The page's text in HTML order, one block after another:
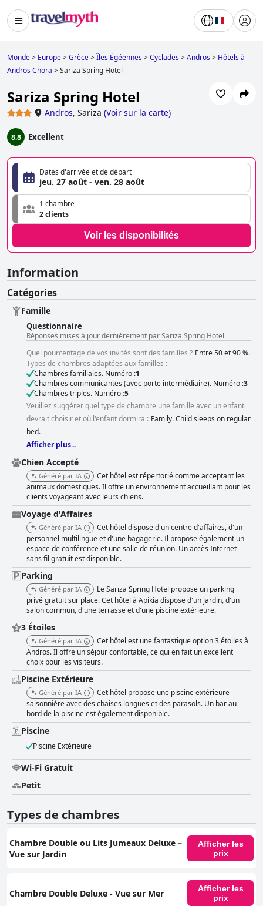
Monde> Europe>Grèce>Îles Égéennes>Cyclades>Andros> Hôtels à
Andros Chora >Sariza Spring Hotel
Sariza Spring Hotel
Andros, Sariza (Voir sur la carte)
8.8 Excellent
Dates d'arrivée et de départ
jeu. 27 août - ven. 28 août
1 chambre
2 clients
Voir les disponibilités
Information
Catégories
Famille
Questionnaire
Réponses mises à jour dernièrement par Sariza Spring Hotel
Quel pourcentage de vos invités sont des familles ? Entre 50 et 90 %.
Types de chambres adaptées aux familles :
Chambres familiales. Numéro :1
Chambres communicantes (avec porte intermédiaire). Numéro :3
Chambres triples. Numéro :5
Veuillez suggérer quel type de chambre une famille avec un enfant
devrait choisir et où l'enfant dormira : Family. Child sleeps on regular
bed.
Afficher plus...
Chien Accepté
Généré par IA
Cet hôtel est répertorié comme acceptant les
animaux domestiques. Il offre un environnement accueillant pour les
clients voyageant avec leurs chiens.
Voyage d'Affaires
Généré par IA
Cet hôtel dispose d'un centre d'affaires, d'un
personnel multilingue et d'une bagagerie. Il propose également un
espace de conférence et une salle de réunion. Un accès Internet
sans fil gratuit est disponible.
Parking
Généré par IA
Le Sariza Spring Hotel propose un parking
privé gratuit sur place. Cet hôtel à Apikia dispose d'un jardin, d'un
salon commun, d'une terrasse et d'une piscine extérieure.
3 Étoiles
Généré par IA
Cet hôtel est une fantastique option 3 étoiles à
Andros. Il offre un séjour confortable, ce qui en fait un excellent
choix pour les visiteurs.
Piscine Extérieure
Généré par IA
Cet hôtel propose une piscine extérieure
saisonnière avec des chaises longues et des parasols. Un bar au
bord de la piscine est également disponible.
Piscine
Piscine Extérieure
Wi-Fi Gratuit
Petit
Types de chambres
Chambre Double ou Lits Jumeaux Deluxe –
Vue sur Jardin
Afficher les
prix
Chambre Double Deluxe - Vue sur Mer
Afficher les
prix